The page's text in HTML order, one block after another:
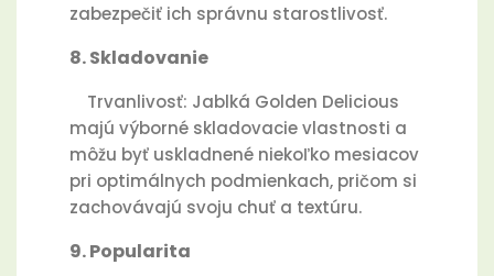
zabezpečiť ich správnu starostlivosť.
8. Skladovanie
Trvanlivosť: Jablká Golden Delicious
majú výborné skladovacie vlastnosti a
môžu byť uskladnené niekoľko mesiacov
pri optimálnych podmienkach, pričom si
zachovávajú svoju chuť a textúru.
9. Popularita